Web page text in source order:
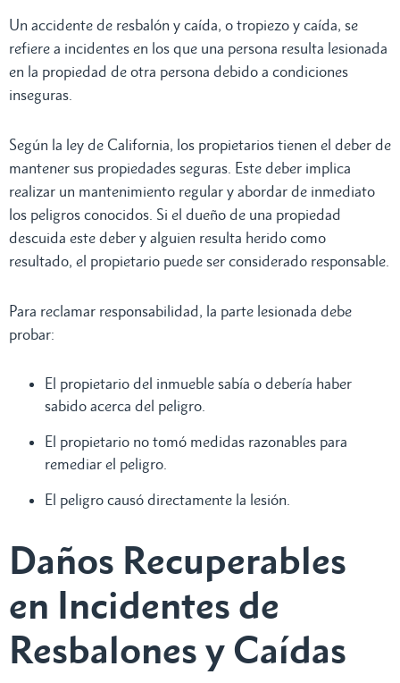
Un accidente de resbalón y caída, o tropiezo y caída, se
refiere a incidentes en los que una persona resulta lesionada
en la propiedad de otra persona debido a condiciones
inseguras.
Según la ley de California, los propietarios tienen el deber de
mantener sus propiedades seguras. Este deber implica
realizar un mantenimiento regular y abordar de inmediato
los peligros conocidos. Si el dueño de una propiedad
descuida este deber y alguien resulta herido como
resultado, el propietario puede ser considerado responsable.
Para reclamar responsabilidad, la parte lesionada debe
probar:
El propietario del inmueble sabía o debería haber
sabido acerca del peligro.
El propietario no tomó medidas razonables para
remediar el peligro.
El peligro causó directamente la lesión.
Daños Recuperables
en Incidentes de
Resbalones y Caídas